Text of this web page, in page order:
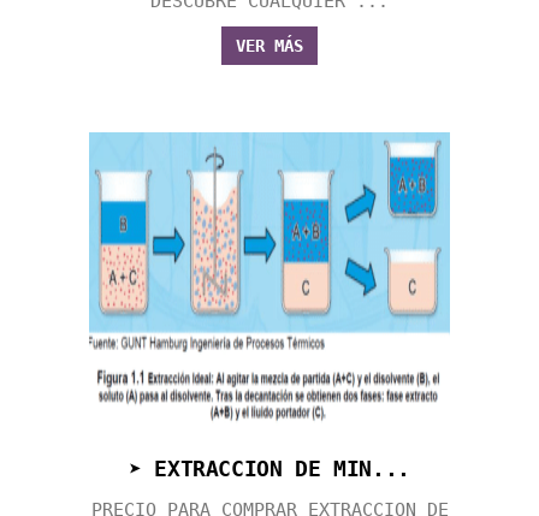
VER MÁS
➤ EXTRACCION DE MIN...
PRECIO PARA COMPRAR EXTRACCION DE